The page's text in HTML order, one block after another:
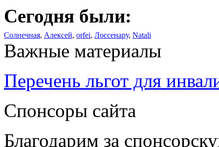
Сегодня были:
Солнечная, Алексей, orfei, Лоссенару, Natali
Важные материалы
Перечень льгот для
Спонсоры сайта
Благодарим за